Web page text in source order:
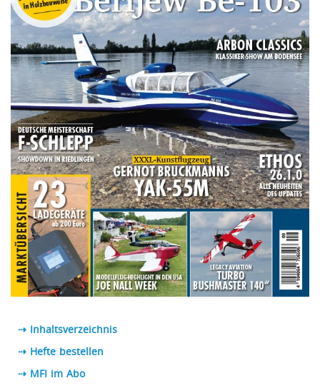
⇢ Inhaltsverzeichnis
⇢ Hefte bestellen
⇢ MFI im Abo